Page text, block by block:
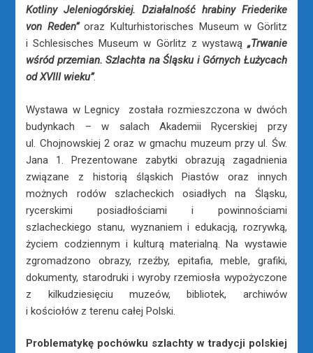
Kotliny Jeleniogórskiej. Działalność hrabiny Friederike
von Reden”oraz Kulturhistorisches Museum w Görlitz
i Schlesisches Museum w Görlitz z wystawą „Trwanie
wśród przemian. Szlachta na Śląsku i Górnych Łużycach
od XVIII wieku”.
Wystawa w Legnicy została rozmieszczona w dwóch
budynkach – w salach Akademii Rycerskiej przy
ul. Chojnowskiej 2 oraz w gmachu muzeum przy ul. Św.
Jana 1. Prezentowane zabytki obrazują zagadnienia
związane z historią śląskich Piastów oraz innych
możnych rodów szlacheckich osiadłych na Śląsku,
rycerskimi posiadłościami i powinnościami
szlacheckiego stanu, wyznaniem i edukacją, rozrywką,
życiem codziennym i kulturą materialną. Na wystawie
zgromadzono obrazy, rzeźby, epitafia, meble, grafiki,
dokumenty, starodruki i wyroby rzemiosła wypożyczone
z kilkudziesięciu muzeów, bibliotek, archiwów
i kościołów z terenu całej Polski.
Problematykę pochówku szlachty w tradycji polskiej